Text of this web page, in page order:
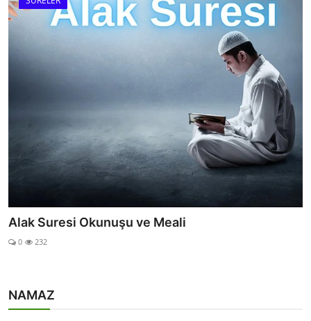
Karia Suresi
0 42
NAMAZ